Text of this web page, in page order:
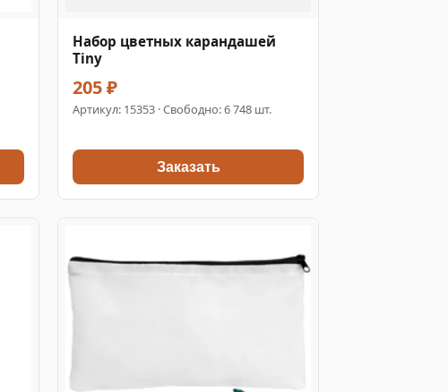
Набор цветных карандашей
Tiny
205 ₽
Артикул: 15353 · Свободно: 6 748 шт.
Заказать